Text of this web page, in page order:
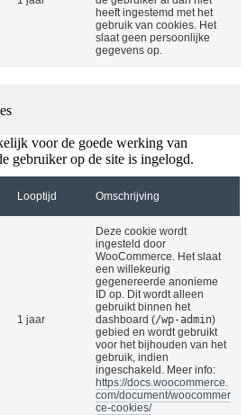
heeft ingestemd met het
gebruik van cookies. Het
slaat geen persoonlijke
gegevens op.
voor de goede werking van
gebruiker op de site is ingelogd.
Looptijd Omschrijving
1 jaar
Deze cookie wordt
ingesteld door
WooCommerce. Het slaat
een willekeurig
gegenereerde anonieme
ID op. Dit wordt alleen
gebruikt binnen het
dashboard (/wp-admin)
gebied en wordt gebruikt
voor het bijhouden van het
gebruik, indien
ingeschakeld. Meer info:
https://docs.woocommerce.
com/document/woocommer
ce-cookies/